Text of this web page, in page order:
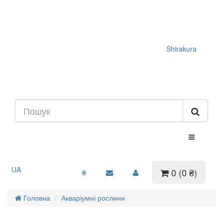
Shirakura
UA ₴ 0 (0 ₴)
Головна Акваріумні рослини